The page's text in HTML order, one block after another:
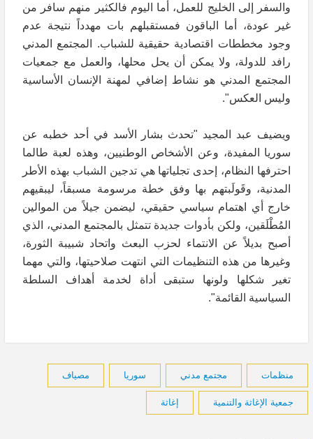
والسفر إلى الخليج للعمل، أما اليوم فالكثير منهم سافر من
غير عودة، أما الباقون فمستقبلهم بات مهدداً نتيجة عدم
وجود مخططات اقتصادية حقيقية للشباب. المجتمع المدني
رافد للدولة، ولا يمكن أن يحل محلها، والعمل مع جمعيات
المجتمع المدني هو نشاط إضافي لمهنة الإنسان الأساسية
وليس العكس".
ويضيف عبد المجيد "تحدث بشار الأسد في أحد خطبه عن
سوريا المفيدة، وعن الأشخاص الوطنيين، وهذه لعبة طالما
احترفها النظام، إحدى تجلياتها هي تدجين الشباب بهذه الأطر
المدنية، وقَولَبتهم بها وفق خطة مرسومة مسبقاً، ليبقيهم
خارج أي اهتمام سياسي حقيقي، ليضمن جيلاً من الموالين
المُطْلَقين، ولكن بأدوات جديدة تتمثل بالمجتمع المدني، الذي
أصبح بديلاً عن الانتماء لحزب البعث واتحاد شبيبة الثورة،
وغيرها من هذه التنظيمات التي انتهت صلاحيتها، والتي مهما
تغير شكلها ولونها ستبقى أداة لخدمة أهداف السلطة
السياسية القائمة".
منظمات مجتمع مدني سوريا مصياف
جمعية الإغاثة والتنمية إغاثة